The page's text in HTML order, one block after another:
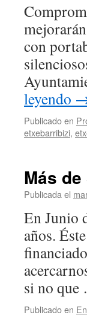
con
leyendo
Publicado en
etxebarribizi,
Más
Publicada el
En Junio
años.
si no
Publicado en